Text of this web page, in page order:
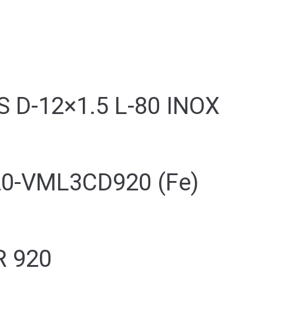
D-12×1.5 L-80 INOX
VML3CD920 (Fe)
920